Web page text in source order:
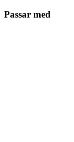
Passar med